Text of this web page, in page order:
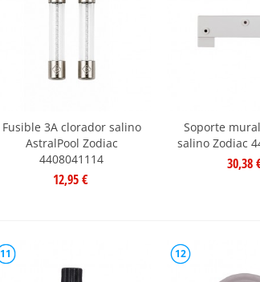
Fusible 3A clorador salino
AstralPool Zodiac
4408041114
12,95 €
Soporte
salino Zodiac
30,38
11 12